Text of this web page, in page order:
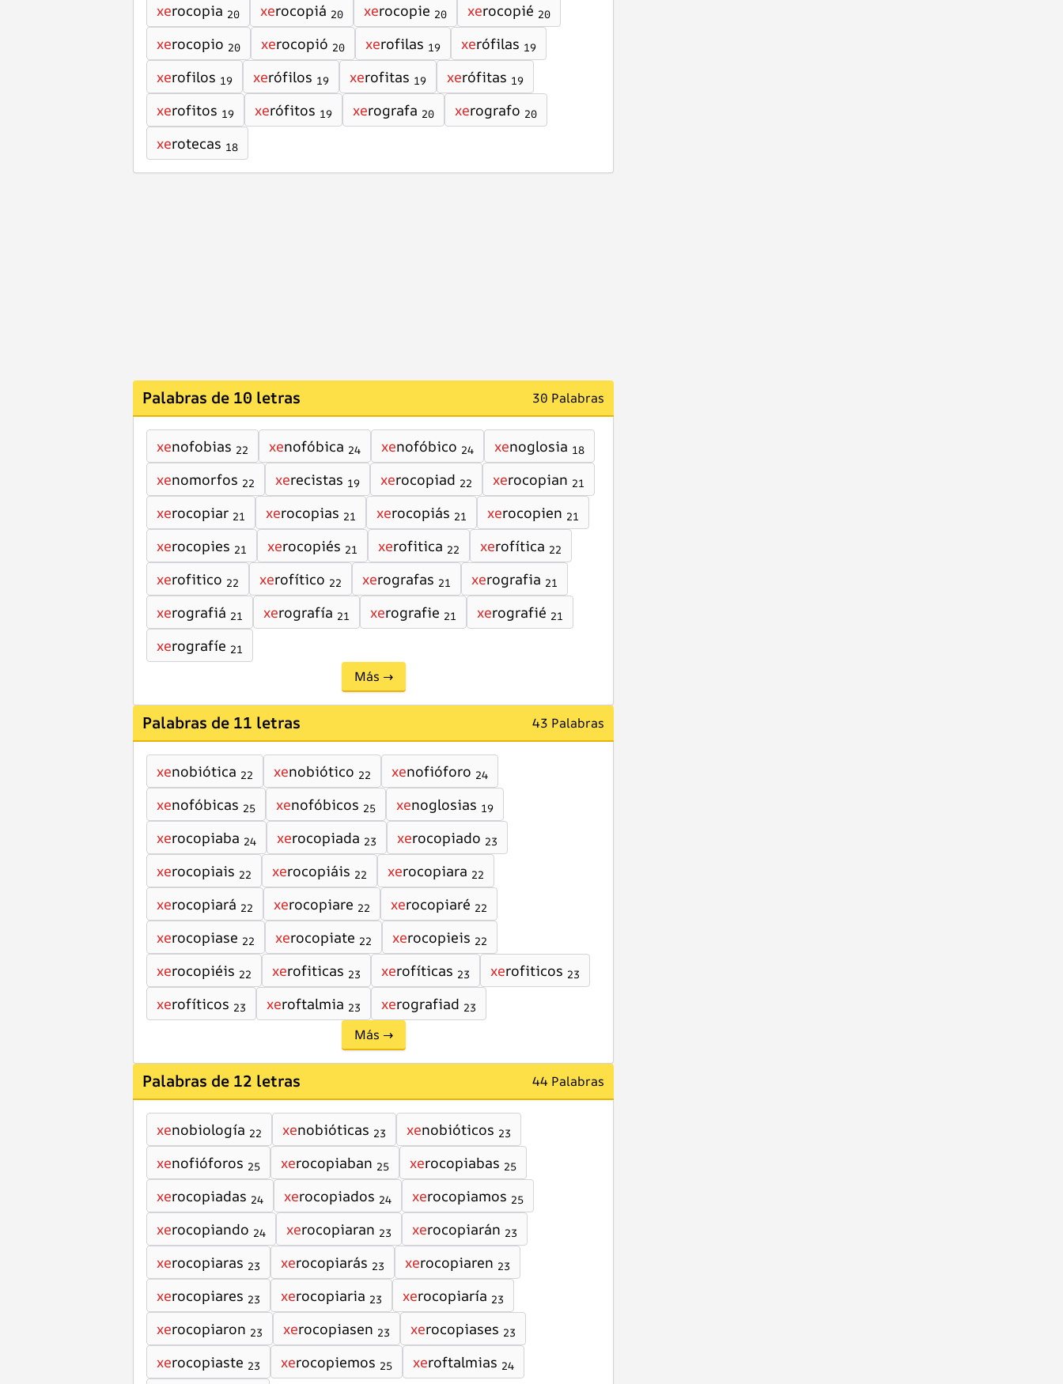
xerocopia 20 xerocopiá 20 xerocopie 20 xerocopié 20
xerocopio 20 xerocopió 20 xerofilas 19 xerófilas 19
xerofilos 19 xerófilos 19 xerofitas 19 xerófitas 19
xerofitos 19 xerófitos 19 xerografa 20 xerografo 20
xerotecas 18
Palabras de 10 letras 30 Palabras
xenofobias 22 xenofóbica 24 xenofóbico 24 xenoglosia 18
xenomorfos 22 xerecistas 19 xerocopiad 22 xerocopian 21
xerocopiar 21 xerocopias 21 xerocopiás 21 xerocopien 21
xerocopies 21 xerocopiés 21 xerofitica 22 xerofítica 22
xerofitico 22 xerofítico 22 xerografas 21 xerografia 21
xerografiá 21 xerografía 21 xerografie 21 xerografié 21
xerografíe 21
Más →
Palabras de 11 letras 43 Palabras
xenobiótica 22 xenobiótico 22 xenofióforo 24
xenofóbicas 25 xenofóbicos 25 xenoglosias 19
xerocopiaba 24 xerocopiada 23 xerocopiado 23
xerocopiais 22 xerocopiáis 22 xerocopiara 22
xerocopiará 22 xerocopiare 22 xerocopiaré 22
xerocopiase 22 xerocopiate 22 xerocopieis 22
xerocopiéis 22 xerofiticas 23 xerofíticas 23 xerofiticos 23
xerofíticos 23 xeroftalmia 23 xerografiad 23
Más →
Palabras de 12 letras 44 Palabras
xenobiología 22 xenobióticas 23 xenobióticos 23
xenofióforos 25 xerocopiaban 25 xerocopiabas 25
xerocopiadas 24 xerocopiados 24 xerocopiamos 25
xerocopiando 24 xerocopiaran 23 xerocopiarán 23
xerocopiaras 23 xerocopiarás 23 xerocopiaren 23
xerocopiares 23 xerocopiaria 23 xerocopiaría 23
xerocopiaron 23 xerocopiasen 23 xerocopiases 23
xerocopiaste 23 xerocopiemos 25 xeroftalmias 24